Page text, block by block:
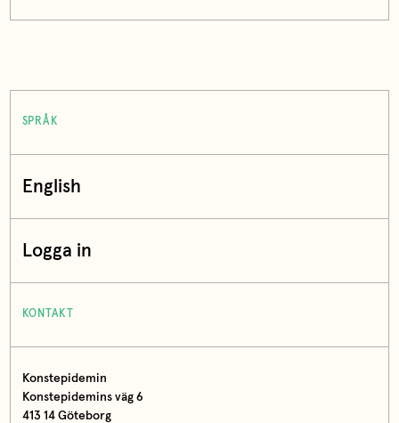
SPRÅK
English
Logga in
KONTAKT
Konstepidemin
Konstepidemins väg 6
413 14 Göteborg